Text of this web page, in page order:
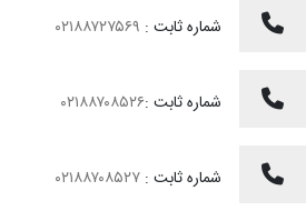
شماره ثابت :
شماره ثابت :۰۲۱۸۸۷۰۸۵۲۶
شماره ثابت :